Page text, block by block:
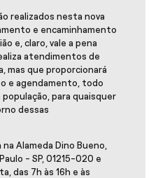
realizados nesta nova
e encaminhamento
e, claro, vale a pena
atendimentos de
mas que proporcionará
e agendamento, todo
para quaisquer
dessas
na Alameda Dino Bueno,
- SP, 01215-020 e
das 7h às 16h e às